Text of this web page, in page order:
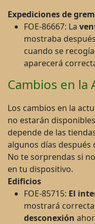
Expediciones de
FOE-86667: La
mostraba
cuando se
aparecerá
Cambios en la
Los cambios en la
no estarán
depende de las
algunos días después
No te sorprendas si
en tu dispositivo.
Edificios
FOE-85715: El
mostrará
desconexión